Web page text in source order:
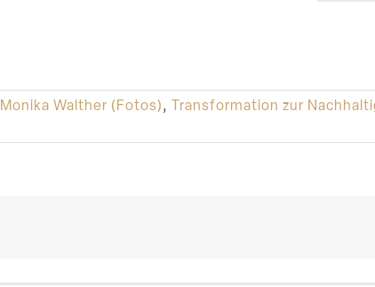
Monika Walther (Fotos), Transformation zur